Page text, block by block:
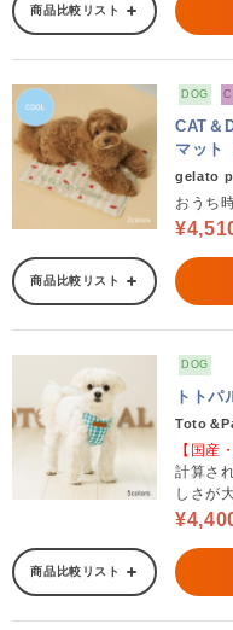
商品比較リスト
DOG
CAT＆
マット
gelato
おうち
商品比較リスト
DOG
トト
Toto＆
【国産
計算さ
しさが
商品比較リスト